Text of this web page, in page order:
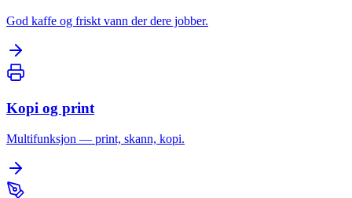
God kaffe og friskt vann der dere jobber.
Kopi og print
Multifunksjon — print, skann, kopi.